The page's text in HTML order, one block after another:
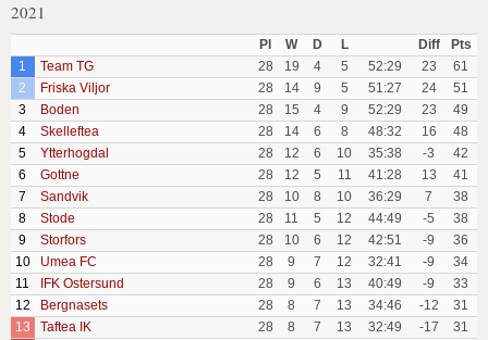
2021
Pl W D L Diff
Pts
1
Team TG 28 19 4 5 52:29 23
61
2
Friska Viljor 28 14 9 5 51:27 24
51
3
Boden 28 15 4 9 52:29 23
49
4
Skelleftea 28 14 6 8 48:32 16
48
5
Ytterhogdal 28 12 6 10 35:38 -3
42
6
Gottne 28 12 5 11 41:28 13
41
7
Sandvik 28 10 8 10 36:29 7
38
8
Stode 28 11 5 12 44:49 -5
38
9
Storfors 28 10 6 12 42:51 -9
36
10
Umea FC 28 9 7 12 32:41 -9
34
11
IFK Ostersund 28 9 6 13 40:49 -9
33
12
Bergnasets 28 8 7 13 34:46 -12
31
13
Taftea IK 28 8 7 13 32:49 -17
31